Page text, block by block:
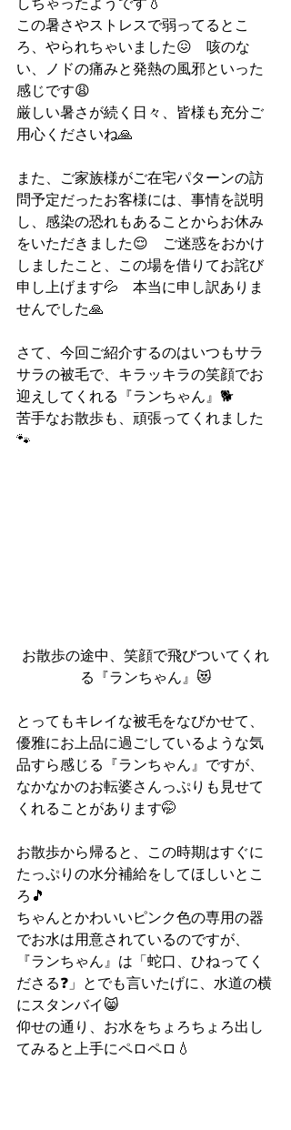
この暑さやストレスで弱ってるとこ
ろ、やられちゃいました😖　咳のな
い、ノドの痛みと発熱の風邪といった
感じです😩
厳しい暑さが続く日々、皆様も充分ご
用心くださいね🙏
また、ご家族様がご在宅パターンの訪
問予定だったお客様には、事情を説明
し、感染の恐れもあることからお休み
をいただきました😌　ご迷惑をおかけ
しましたこと、この場を借りてお詫び
申し上げます💦　本当に申し訳ありま
せんでした🙏
さて、今回ご紹介するのはいつもサラ
サラの被毛で、キラッキラの笑顔でお
迎えしてくれる『ランちゃん』🐕
苦手なお散歩も、頑張ってくれました
🐾
お散歩の途中、笑顔で飛びついてくれ
る『ランちゃん』😻
とってもキレイな被毛をなびかせて、
優雅にお上品に過ごしているような気
品すら感じる『ランちゃん』ですが、
なかなかのお転婆さんっぷりも見せて
くれることがあります🤭
お散歩から帰ると、この時期はすぐに
たっぷりの水分補給をしてほしいとこ
ろ🎵
ちゃんとかわいいピンク色の専用の器
でお水は用意されているのですが、
『ランちゃん』は「蛇口、ひねってく
ださる❓」とでも言いたげに、水道の横
にスタンバイ😸
仰せの通り、お水をちょろちょろ出し
てみると上手にペロペロ💧